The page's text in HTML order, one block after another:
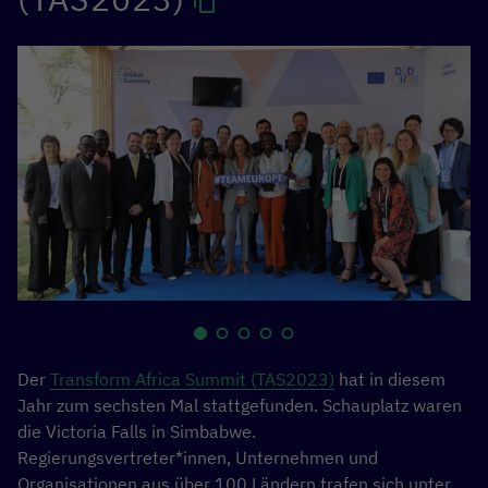
Der Transform Africa Summit (TAS2023) hat in diesem
Jahr zum sechsten Mal stattgefunden. Schauplatz waren
die Victoria Falls in Simbabwe.
Regierungsvertreter*innen, Unternehmen und
Organisationen aus über 100 Ländern trafen sich unter